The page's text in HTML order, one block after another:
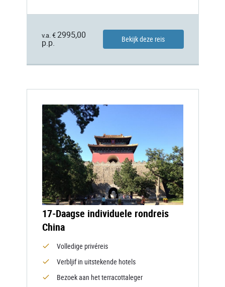
v.a. € 2995,00
p.p.
Bekijk deze reis
17-Daagse individuele rondreis
China
Volledige privéreis
Verbljif in uitstekende hotels
Bezoek aan het terracottaleger